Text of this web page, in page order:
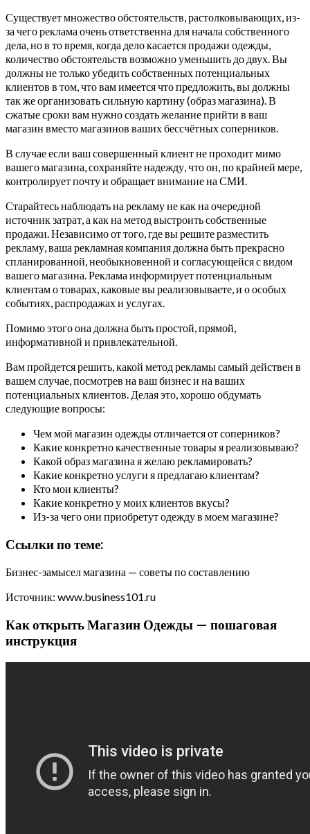
Существует множество обстоятельств, растолковывающих, из-
за чего реклама очень ответственна для начала собственного
дела, но в то время, когда дело касается продажи одежды,
количество обстоятельств возможно уменьшить до двух. Вы
должны не только убедить собственных потенциальных
клиентов в том, что вам имеется что предложить, вы должны
так же организовать сильную картину (образ магазина). В
сжатые сроки вам нужно создать желание прийти в ваш
магазин вместо магазинов ваших бессчётных соперников.
В случае если ваш совершенный клиент не проходит мимо
вашего магазина, сохраняйте надежду, что он, по крайней мере,
контролирует почту и обращает внимание на СМИ.
Старайтесь наблюдать на рекламу не как на очередной
источник затрат, а как на метод выстроить собственные
продажи. Независимо от того, где вы решите разместить
рекламу, ваша рекламная компания должна быть прекрасно
спланированной, необыкновенной и согласующейся с видом
вашего магазина. Реклама информирует потенциальным
клиентам о товарах, каковые вы реализовываете, и о особых
событиях, распродажах и услугах.
Помимо этого она должна быть простой, прямой,
информативной и привлекательной.
Вам пройдется решить, какой метод рекламы самый действен в
вашем случае, посмотрев на ваш бизнес и на ваших
потенциальных клиентов. Делая это, хорошо обдумать
следующие вопросы:
Чем мой магазин одежды отличается от соперников?
Какие конкретно качественные товары я реализовываю?
Какой образ магазина я желаю рекламировать?
Какие конкретно услуги я предлагаю клиентам?
Кто мои клиенты?
Какие конкретно у моих клиентов вкусы?
Из-за чего они приобретут одежду в моем магазине?
Ссылки по теме:
Бизнес-замысел магазина — советы по составлению
Источник: www.business101.ru
Как открыть Магазин Одежды — пошаговая
инструкция